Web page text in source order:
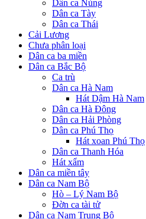
Dân ca Nùng
Dân ca Tày
Dân ca Thái
Cải Lương
Chưa phân loại
Dân ca ba miền
Dân ca Bắc Bộ
Ca trù
Dân ca Hà Nam
Hát Dậm Hà Nam
Dân ca Hà Đông
Dân ca Hải Phòng
Dân ca Phú Thọ
Hát xoan Phú Thọ
Dân ca Thanh Hóa
Hát xẩm
Dân ca miền tây
Dân ca Nam Bộ
Hò – Lý Nam Bộ
Đờn ca tài tử
Dân ca Nam Trung Bộ